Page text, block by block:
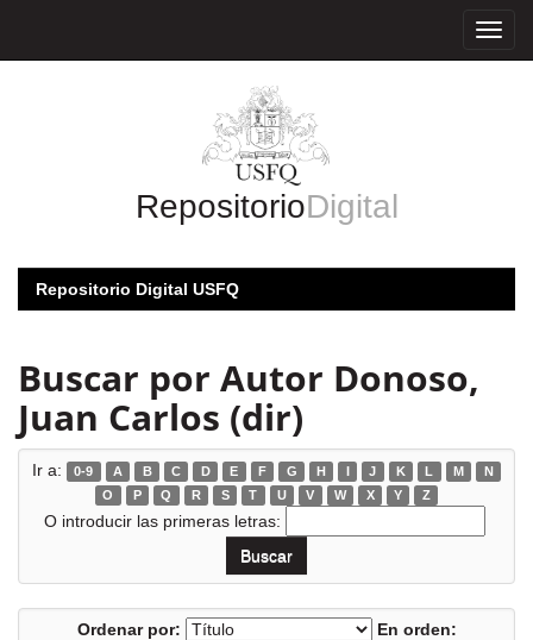
RepositorioDigital
Repositorio Digital USFQ
Buscar por Autor Donoso,
Juan Carlos (dir)
Ir a: 0-9 A B C D E F G H I J K L M
N
O
P Q R S T U V W X Y Z
O introducir las primeras letras:
Ordenar por:
En orden: